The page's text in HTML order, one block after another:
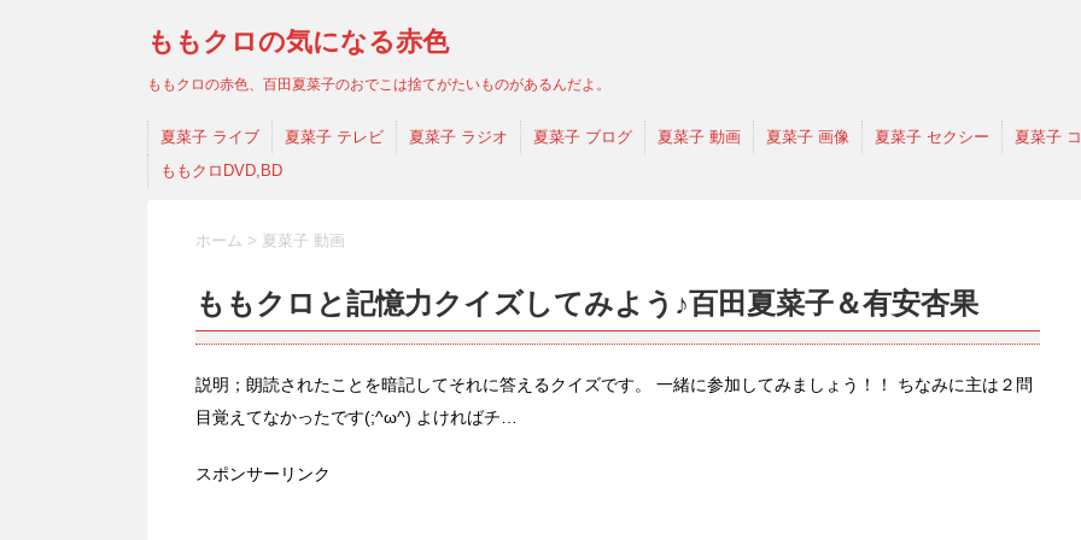
ももクロの気になる赤色
ももクロの赤色、百田夏菜子のおでこは捨てがたいものがあるんだよ。
夏菜子 ライブ 夏菜子 テレビ 夏菜子 ラジオ 夏菜子 ブログ 夏菜子 動画 夏菜子 画像 夏菜子 セクシー 夏菜子
ももクロDVD,BD
ホーム > 夏菜子 動画
ももクロと記憶力クイズしてみよう♪百田夏菜子＆有安杏果
説明；朗読されたことを暗記してそれに答えるクイズです。 一緒に参加してみましょう！！ ちなみに主は２問
目覚えてなかったです(;^ω^) よければチ…
スポンサーリンク